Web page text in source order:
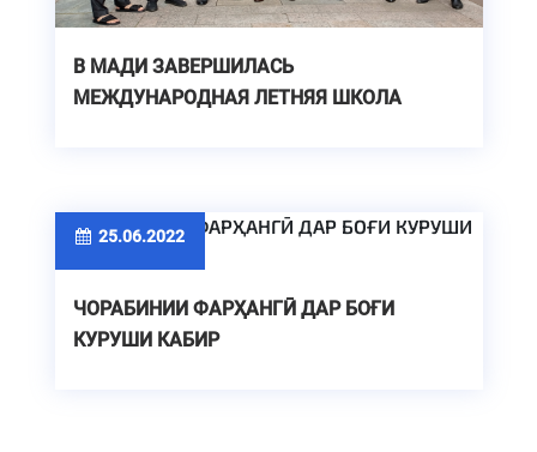
В МАДИ ЗАВЕРШИЛАСЬ
МЕЖДУНАРОДНАЯ ЛЕТНЯЯ ШКОЛА
25.06.2022
ЧОРАБИНИИ ФАРҲАНГӢ ДАР БОҒИ
КУРУШИ КАБИР